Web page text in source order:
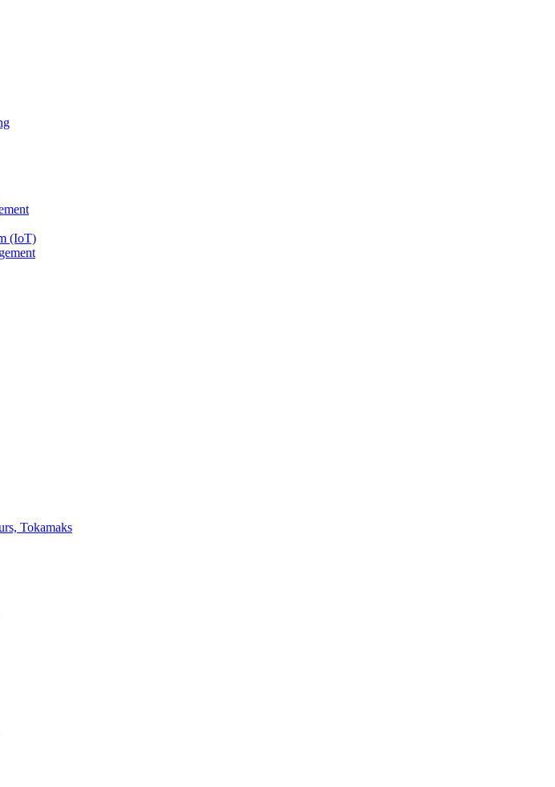
(IoT)
Tokamaks